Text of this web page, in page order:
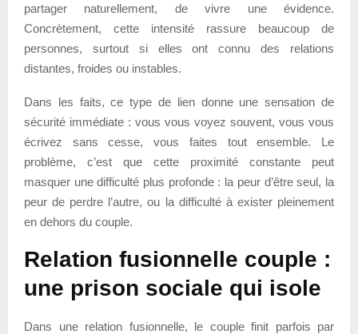
partager naturellement, de vivre une évidence.
Concrètement, cette intensité rassure beaucoup de
personnes, surtout si elles ont connu des relations
distantes, froides ou instables.
Dans les faits, ce type de lien donne une sensation de
sécurité immédiate : vous vous voyez souvent, vous vous
écrivez sans cesse, vous faites tout ensemble. Le
problème, c’est que cette proximité constante peut
masquer une difficulté plus profonde : la peur d’être seul, la
peur de perdre l’autre, ou la difficulté à exister pleinement
en dehors du couple.
Relation fusionnelle couple :
une prison sociale qui isole
Dans une relation fusionnelle, le couple finit parfois par